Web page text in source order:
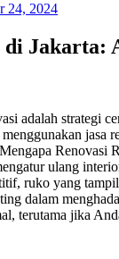
24, 2024
di
adalah strategi
jasa
Renovasi
ulang
ruko yang
dalam
terutama jika